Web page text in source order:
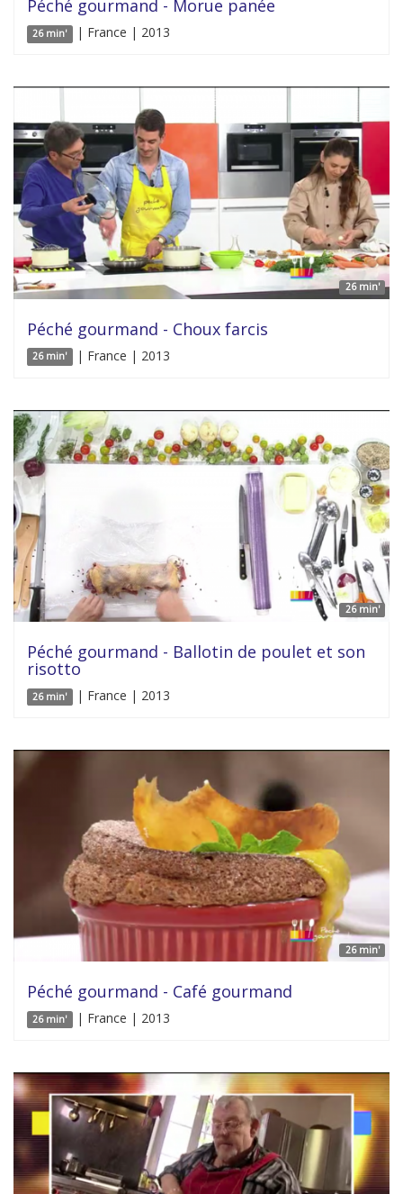
Péché gourmand - Morue panée
26 min' | France | 2013
26 min'
Péché gourmand - Choux farcis
26 min' | France | 2013
26 min'
Péché gourmand - Ballotin de poulet et son
risotto
26 min' | France | 2013
26 min'
Péché gourmand - Café gourmand
26 min' | France | 2013